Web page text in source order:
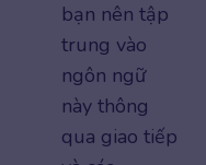
bạn nên tập
trung vào
ngôn ngữ
này thông
qua giao tiếp